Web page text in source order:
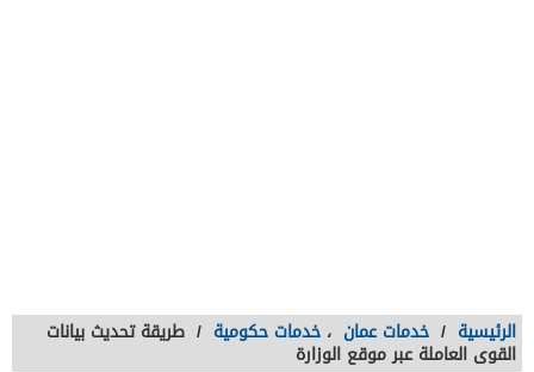
الرئيسية / خدمات عمان ، خدمات حكومية / طريقة تحديث بيانات
القوى العاملة عبر موقع الوزارة